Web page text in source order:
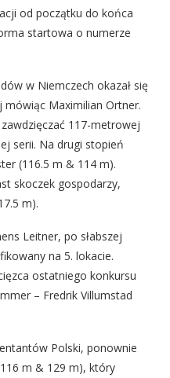
od początku do końca
startowa o numerze
w Niemczech okazał się
mówiąc Maximilian Ortner.
117-metrowej
serii. Na drugi stopień
(116.5 m & 114 m).
skoczek gospodarzy,
m).
Leitner, po słabszej
na 5. lokacie.
ostatniego konkursu
– Fredrik Villumstad
Polski, ponownie
m & 129 m), który